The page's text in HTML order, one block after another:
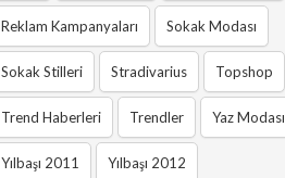
Reklam Kampanyaları Sokak Modası
Sokak Stilleri Stradivarius Topshop
Trend Haberleri Trendler Yaz Modası
Yılbaşı 2011 Yılbaşı 2012